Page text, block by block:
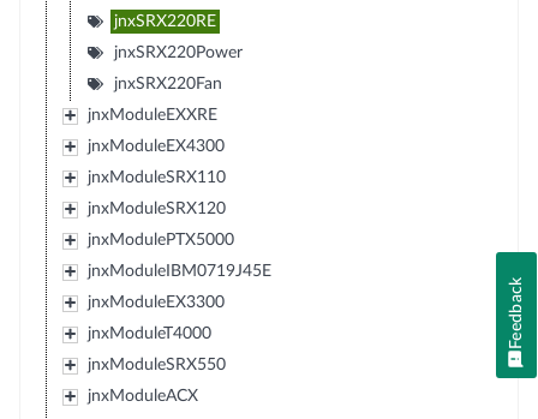
jnxSRX220RE
jnxSRX220Power
jnxSRX220Fan
jnxModuleEXXRE
jnxModuleEX4300
jnxModuleSRX110
jnxModuleSRX120
jnxModulePTX5000
jnxModuleIBM0719J45E
jnxModuleEX3300
jnxModuleT4000
jnxModuleSRX550
jnxModuleACX
Feedback